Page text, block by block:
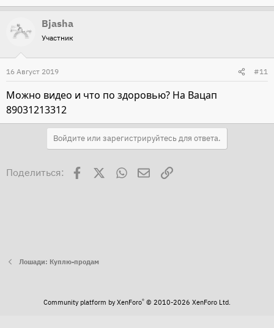
Bjasha
Участник
16 Август 2019 #11
Можно видео и что по здоровью? На Вацап
89031213312
Войдите или зарегистрируйтесь для ответа.
Поделиться: Facebook WhatsAppЭлектронная почта
Ссылка
Лошади: Куплю-продам
Community platform by XenForo® © 2010-2026 XenForo Ltd.